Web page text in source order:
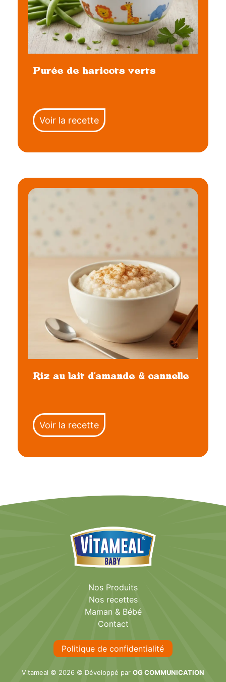
Purée de haricots verts
Voir la recette
Riz au lait d’amande & cannelle
Voir la recette
Nos Produits
Nos recettes
Maman & Bébé
Contact
Politique de confidentialité
Vitameal © 2026 © Développé par OG COMMUNICATION